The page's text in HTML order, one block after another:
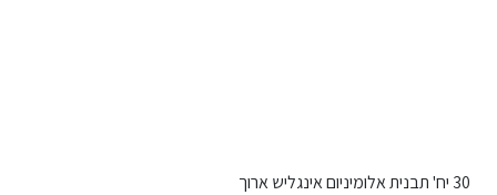
30 יח' תבנית אלומיניום אינגליש ארוך